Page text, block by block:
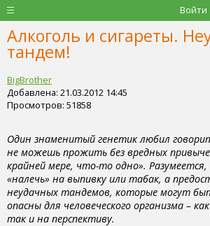
Войти
Алкоголь и сигареты.
тандем!
BigBrother
Добавлена: 21.03.2012 14:45
Просмотров: 51858
Один знаменитый генетик любил
не можешь прожить без вредных
крайней мере, что-то одно».
«налечь» на выпивку или табак, а
неудачных тандемов, которые могут
опасны для человеческого организма –
так и на перспективу.